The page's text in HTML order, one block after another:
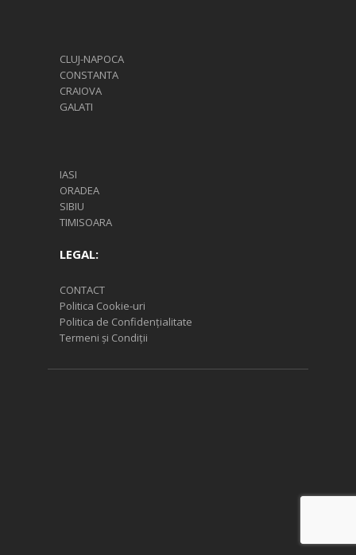
CLUJ-NAPOCA
CONSTANTA
CRAIOVA
GALATI
IASI
ORADEA
SIBIU
TIMISOARA
LEGAL:
CONTACT
Politica Cookie-uri
Politica de Confidențialitate
Termeni și Condiții